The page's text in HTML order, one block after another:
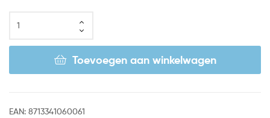
Toevoegen aan winkelwagen
EAN: 8713341060061